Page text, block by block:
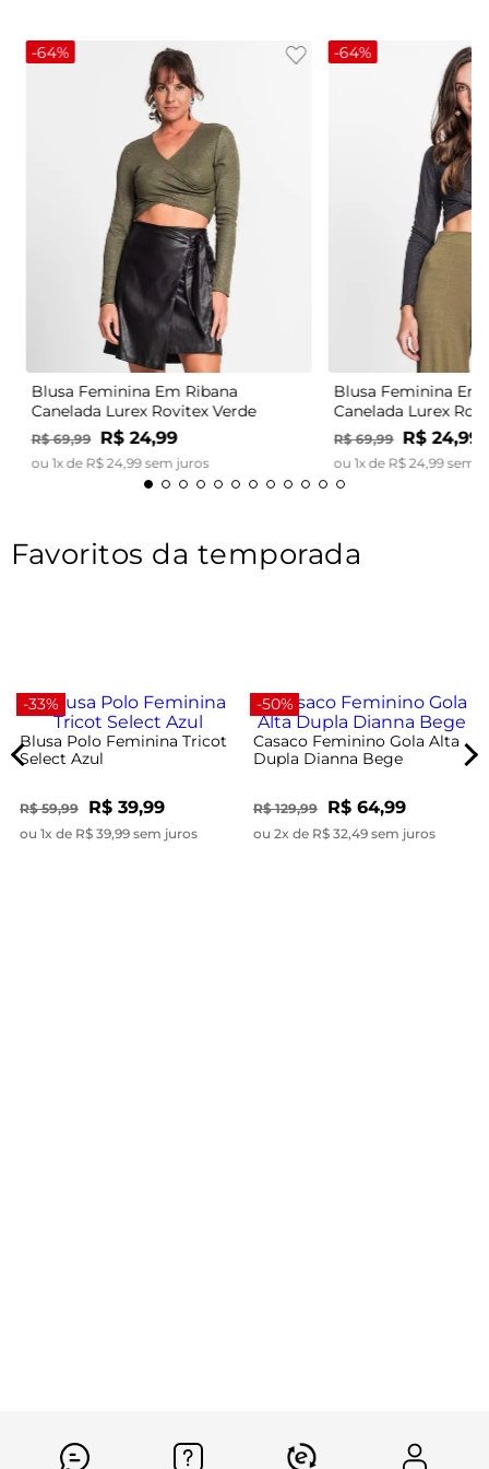
-64%
Blusa Feminina Em Ribana
Canelada Lurex Rovitex Verde
R$ 69,99 R$ 24,99
ou 1x de R$ 24,99sem juros
-64%
Blusa Feminina Em
Canelada Lurex
R$ 69,99 R$ 24,99
ou 1x de R$ 24,99sem
Favoritos da temporada
-33%
Blusa Polo Feminina Tricot
Select Azul
R$ 59,99 R$ 39,99
ou 1x de R$ 39,99 sem juros
-50%
Casaco Feminino Gola Alta
Dupla Dianna Bege
R$ 129,99 R$ 64,99
ou 2x de R$ 32,49 sem juros